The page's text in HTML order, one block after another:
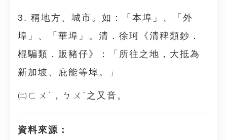
3. 稱地方、城市。如：「本埠」、「外
埠」、「華埠」。清．徐珂《清稗類鈔．
棍騙類．販豬仔》：「所往之地，大抵為
新加坡、庇能等埠。」
㈡ㄈㄨˋ，ㄅㄨˋ之又音。
資料來源：